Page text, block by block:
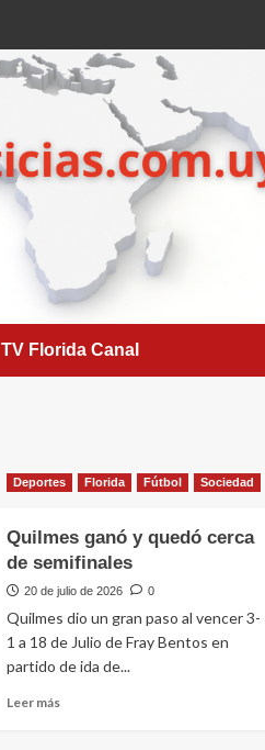
TV Florida Canal
Deportes Florida Fútbol Sociedad
Quilmes ganó y quedó cerca
de semifinales
20 de julio de 2026 0
Quilmes dio un gran paso al vencer 3-
1 a 18 de Julio de Fray Bentos en
partido de ida de...
Leer másLeer